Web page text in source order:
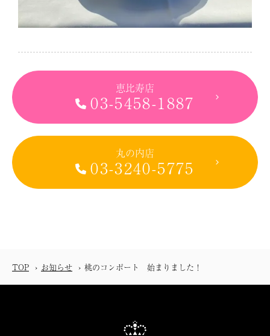
恵比寿店
03-5458-1887
丸の内店
03-3240-5775
TOP お知らせ 桃のコンポート 始まりました！